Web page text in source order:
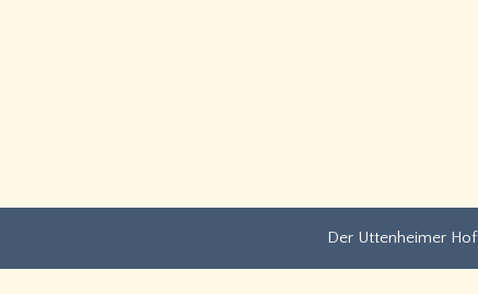
Der Uttenheimer Hof